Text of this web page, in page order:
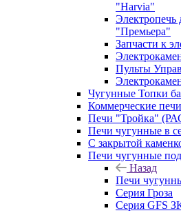
"Harvia"
Электропечь
"Премьера"
Запчасти к
Пульты
Чугунные Топки
Коммерческие
Печи "Тройка"
Печи чугунные в
С закрытой
Печи чугунные
Назад
Печи
Серия Гроза
Серия GFS